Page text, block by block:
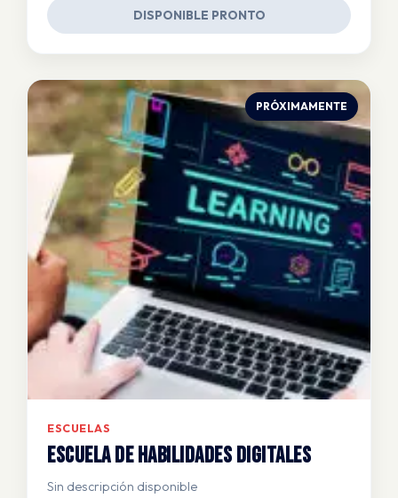
DISPONIBLE PRONTO
PRÓXIMAMENTE
ESCUELAS
Escuela de Habilidades Digitales
Sin descripción disponible